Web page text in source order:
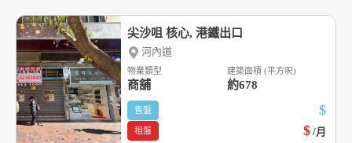
尖沙咀 核心, 港鐵出口
河內道
物業類型
商舖
建築面積 (平方呎)
約678
售盤 $
租盤 $ /月